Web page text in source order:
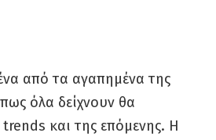
από τα αγαπημένα της
όλα δείχνουν θα
και της επόμενης. Η